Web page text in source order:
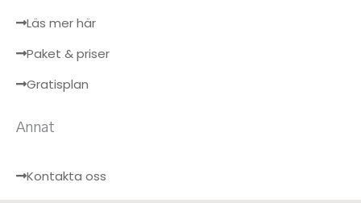
Läs mer här
Paket & priser
Gratisplan
Annat
Kontakta oss